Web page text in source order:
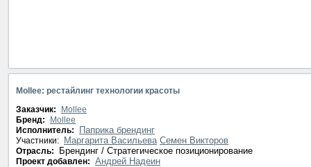
Mollee: рестайлинг технологии красоты
Заказчик:
Mollee
Бренд:
Mollee
Исполнитель:
Паприка брендинг
Участники: Маргарита Васильева Семен Викторов
Отрасль: Брендинг / Стратегическое позиционирование
Проект добавлен: Андрей Надеин